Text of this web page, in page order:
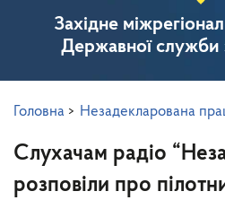
Західне
Державної служби
Головна > Незадекларована
Слухачам радіо
розповіли про